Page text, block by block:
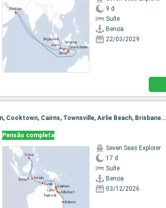
9 d
Suíte
Benoa
22/03/2029
Itinerário : Benoa, Gili mas, Komodo, Darwin, Cooktown, Cairns, Townsville, Airlie Beach, Brisbane, Sydney
Pensão completa
Seven Seas Explorer
17 d
Suíte
Benoa
03/12/2026